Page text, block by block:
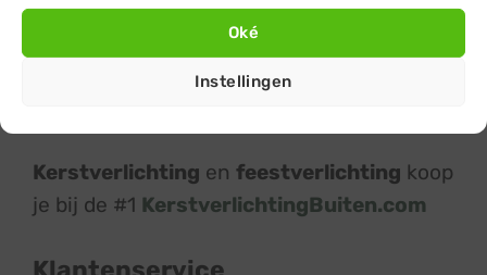
Oké
Instellingen
+14.800 beoordelingen
Kerstverlichting en feestverlichting koop
je bij de #1 KerstverlichtingBuiten.com